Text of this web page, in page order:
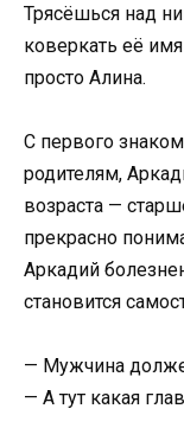
Трясёшься над
коверкать её
просто Алина.
С первого
родителям,
возраста —
прекрасно
Аркадий
становится
— Мужчина
— А тут какая